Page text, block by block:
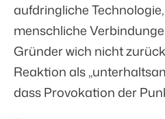
aufdringliche
menschliche
Gründer wich nicht
Reaktion als
dass Provokation der